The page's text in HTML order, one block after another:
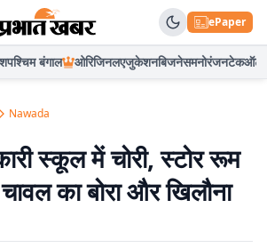
ePaper
पश्चिम बंगाल ओरिजिनलएजुकेशनबिजनेसमनोरंजनटेकऑटो
Nawada
स्कूल में चोरी, स्टोर रूम
का बोरा और खिलौना